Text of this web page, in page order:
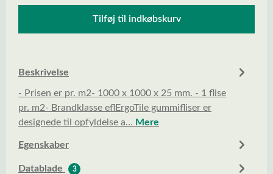
Tilføj til indkøbskurv
Beskrivelse
- Prisen er pr. m2- 1000 x 1000 x 25 mm. - 1 flise
pr. m2- Brandklasse eflErgoTile gummifliser er
designede til opfyldelse a… Mere
Egenskaber
Datablade 3